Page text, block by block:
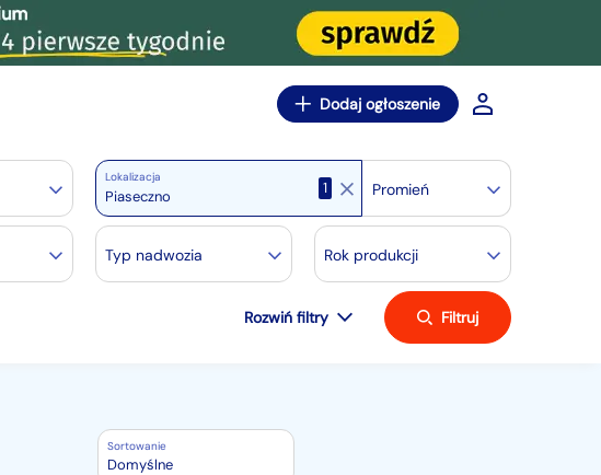
Dodaj ogłoszenie
Lokalizacja
1 Promień
Typ nadwozia Rok produkcji
Rozwiń filtry Filtruj
Sortowanie
Domyślne